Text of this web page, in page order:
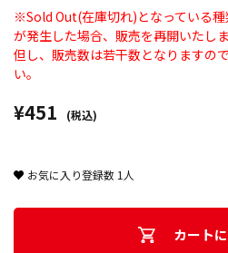
※Sold Out(在庫切れ)となっている
が発生した場合、販売を再開いたしま
但し、販売数は若干数となりますの
い。
¥451 (税込)
お気に入り登録数 1 人
カート